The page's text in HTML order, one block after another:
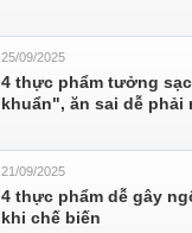
25/09/2025
4 thực phẩm tưởng
khuẩn", ăn sai dễ phải
21/09/2025
4 thực phẩm dễ gây
khi chế biến